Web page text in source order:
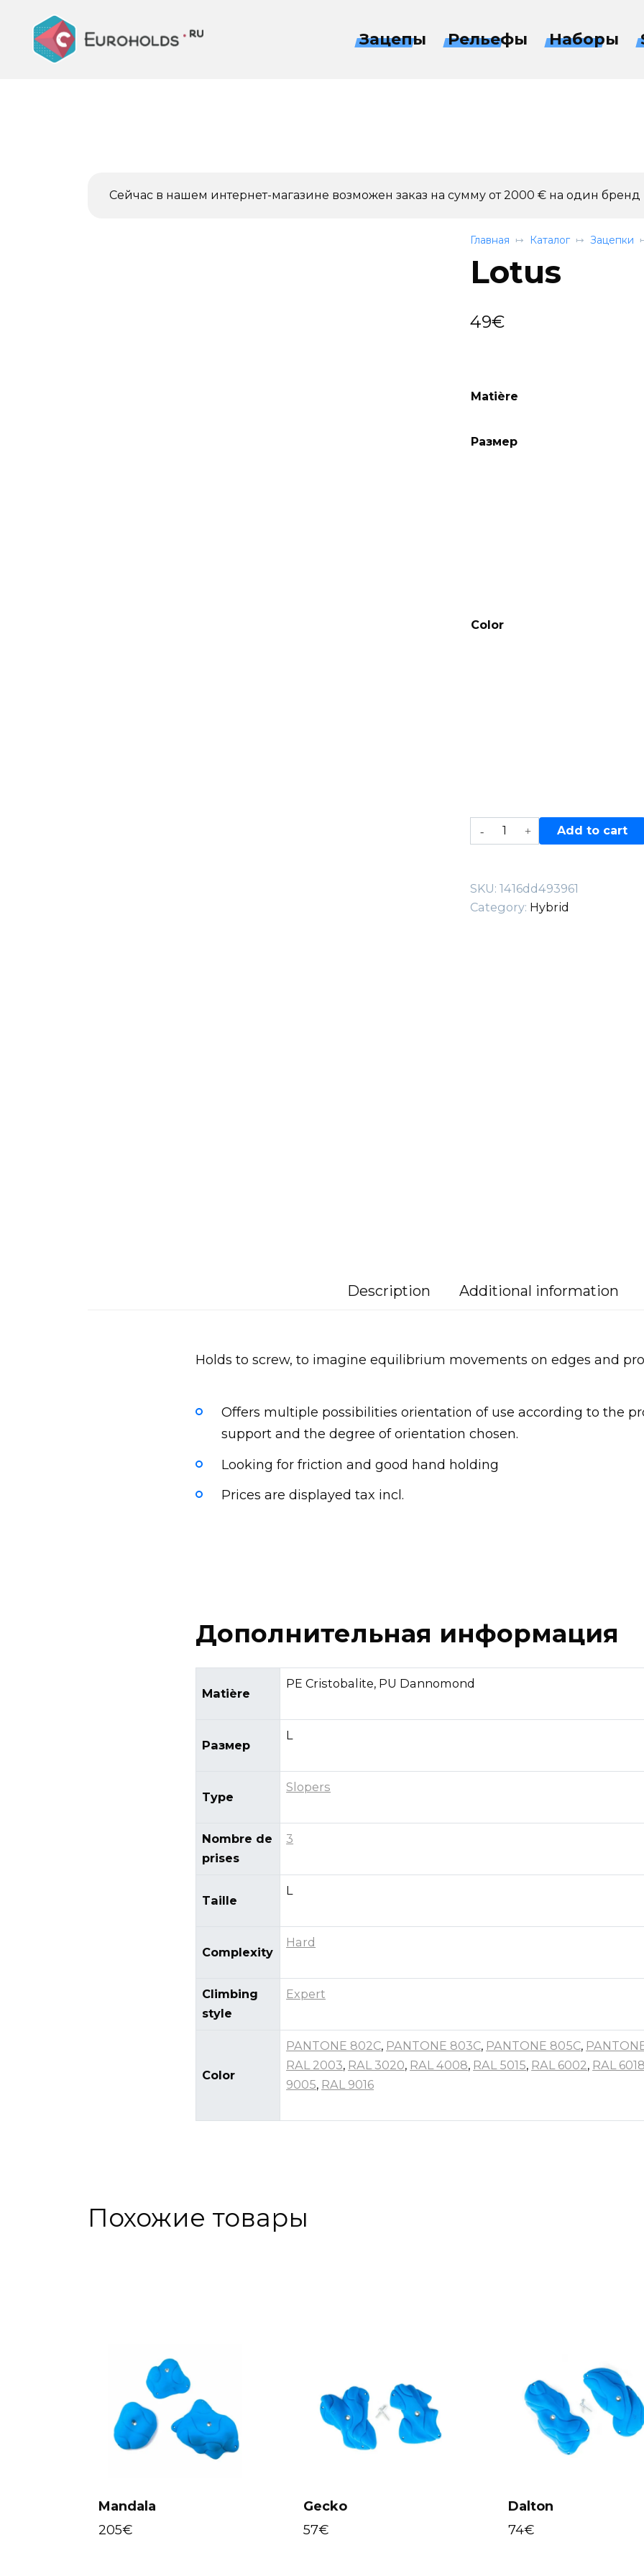
содержанию
Зацепы Рельефы Наборы
Сейчас в нашем интернет-магазине возможен заказ на сумму от 2000 € на один бренд
Главная Каталог Зацепки
Lotus
49€
Matière
Размер
Color
quantity
Add to cart
SKU: 1416dd493961
Category: Hybrid
Description Additional information
Holds to screw, to imagine equilibrium movements on edges and
Offers multiple possibilities orientation of use according to the
support and the degree of orientation chosen.
Looking for friction and good hand holding
Prices are displayed tax incl.
Дополнительная информация
Matière
PE Cristobalite, PU Dannomond
Размер
L
Type
Slopers
Nombre de
prises
3
Taille
L
Complexity
Hard
Climbing
style
Expert
Color
PANTONE 802C, PANTONE 803C, PANTONE 805C,
RAL 2003, RAL 3020, RAL 4008, RAL 5015, RAL 6002, RAL 6018
9005, RAL 9016
Похожие товары
Mandala
205€
Gecko
57€
Dalton
74€